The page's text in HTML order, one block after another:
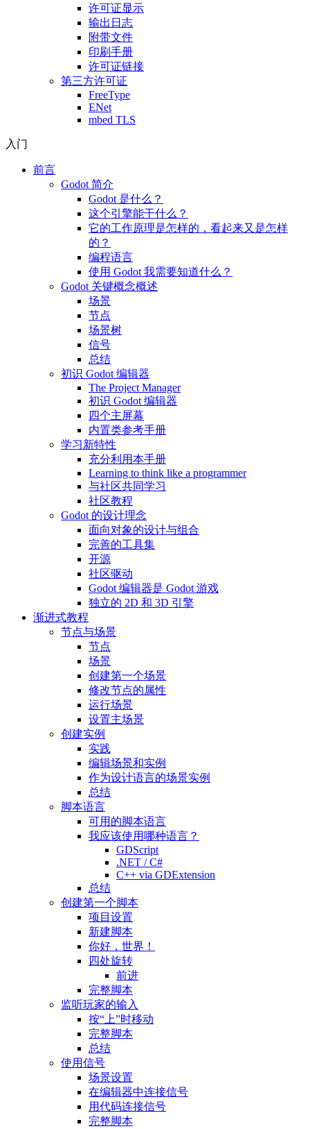
许可证显示
输出日志
附带文件
印刷手册
许可证链接
第三方许可证
FreeType
ENet
mbed TLS
入门
前言
Godot 简介
Godot 是什么？
这个引擎能干什么？
它的工作原理是怎样的，看起来又是怎样
的？
编程语言
使用 Godot 我需要知道什么？
Godot 关键概念概述
场景
节点
场景树
信号
总结
初识 Godot 编辑器
The Project Manager
初识 Godot 编辑器
四个主屏幕
内置类参考手册
学习新特性
充分利用本手册
Learning to think like a programmer
与社区共同学习
社区教程
Godot 的设计理念
面向对象的设计与组合
完善的工具集
开源
社区驱动
Godot 编辑器是 Godot 游戏
独立的 2D 和 3D 引擎
渐进式教程
节点与场景
节点
场景
创建第一个场景
修改节点的属性
运行场景
设置主场景
创建实例
实践
编辑场景和实例
作为设计语言的场景实例
总结
脚本语言
可用的脚本语言
我应该使用哪种语言？
GDScript
.NET / C#
C++ via GDExtension
总结
创建第一个脚本
项目设置
新建脚本
你好，世界！
四处旋转
前进
完整脚本
监听玩家的输入
按“上”时移动
完整脚本
总结
使用信号
场景设置
在编辑器中连接信号
用代码连接信号
完整脚本